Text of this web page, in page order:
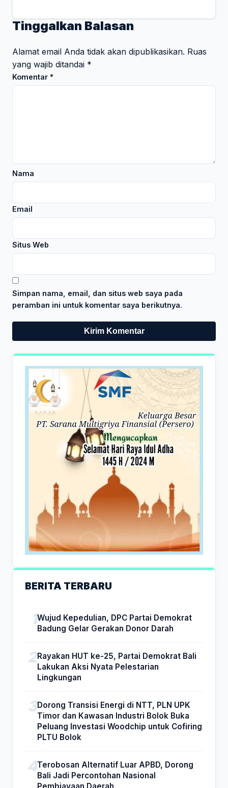
Tinggalkan Balasan
Alamat email Anda tidak akan dipublikasikan. Ruas
yang wajib ditandai *
Komentar *
Nama
Email
Situs Web
Simpan nama, email, dan situs web saya pada
peramban ini untuk komentar saya berikutnya.
BERITA TERBARU
Wujud Kepedulian, DPC Partai Demokrat
Badung Gelar Gerakan Donor Darah
Rayakan HUT ke-25, Partai Demokrat Bali
Lakukan Aksi Nyata Pelestarian
Lingkungan
Dorong Transisi Energi di NTT, PLN UPK
Timor dan Kawasan Industri Bolok Buka
Peluang Investasi Woodchip untuk Cofiring
PLTU Bolok
Terobosan Alternatif Luar APBD, Dorong
Bali Jadi Percontohan Nasional